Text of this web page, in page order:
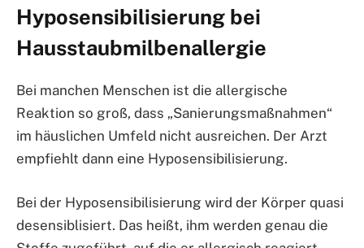
Hyposensibilisierung bei
Hausstaubmilbenallergie
Bei manchen Menschen ist die allergische
Reaktion so groß, dass „Sanierungsmaßnahmen“
im häuslichen Umfeld nicht ausreichen. Der Arzt
empfiehlt dann eine Hyposensibilisierung.
Bei der Hyposensibilisierung wird der Körper quasi
desensiblisiert. Das heißt, ihm werden genau die